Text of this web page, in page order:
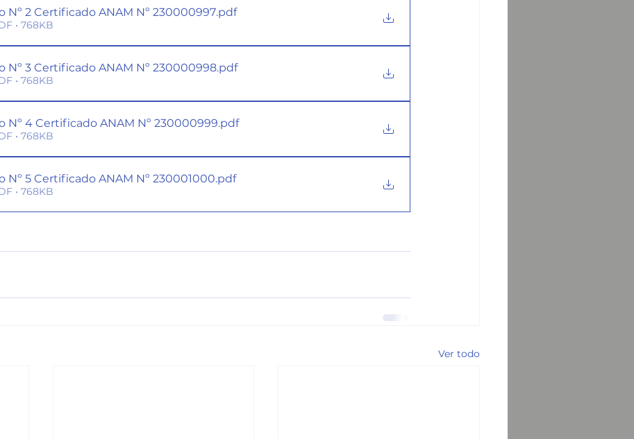
Nº 2 Certificado ANAM Nº 230000997.pdf
• 768KB
Nº 3 Certificado ANAM Nº 230000998.pdf
• 768KB
Nº 4 Certificado ANAM Nº 230000999.pdf
• 768KB
Nº 5 Certificado ANAM Nº 230001000.pdf
• 768KB
Ver todo